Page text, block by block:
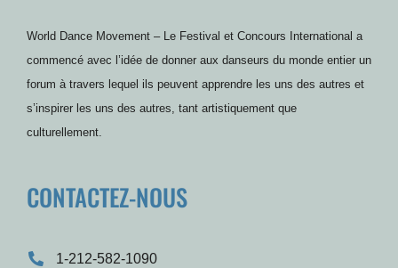
m t s
World Dance Movement – Le Festival et Concours International a
commencé avec l’idée de donner aux danseurs du monde entier un
forum à travers lequel ils peuvent apprendre les uns des autres et
s’inspirer les uns des autres, tant artistiquement que
culturellement.
CONTACTEZ-NOUS
1-212-582-1090